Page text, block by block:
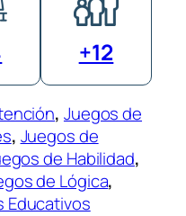
+12
, Juegos de
, Juegos de
de Habilidad
de Lógica
Educativos